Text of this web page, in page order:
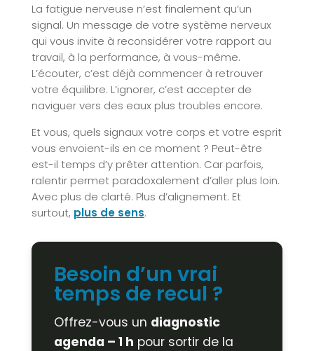
La fatigue nerveuse n’est finalement qu’un
signal. Un message de votre système nerveux
qui vous invite à reconsidérer votre rapport au
travail, à la performance, à vous-même.
L’écouter, c’est déjà commencer à retrouver
votre équilibre. L’ignorer, c’est accepter de
naviguer vers des eaux plus troubles encore.
Et vous, quels signaux votre corps et votre esprit
vous envoient-ils en ce moment ? Peut-être
est-il temps d’y prêter attention. Car parfois,
ralentir permet paradoxalement d’aller plus loin.
Avec plus de clarté. Plus d’alignement. Et
surtout, plus de sens.
Besoin d’un vrai
temps de recul ?
Offrez-vous un diagnostic
agenda – 1 h pour sortir de la